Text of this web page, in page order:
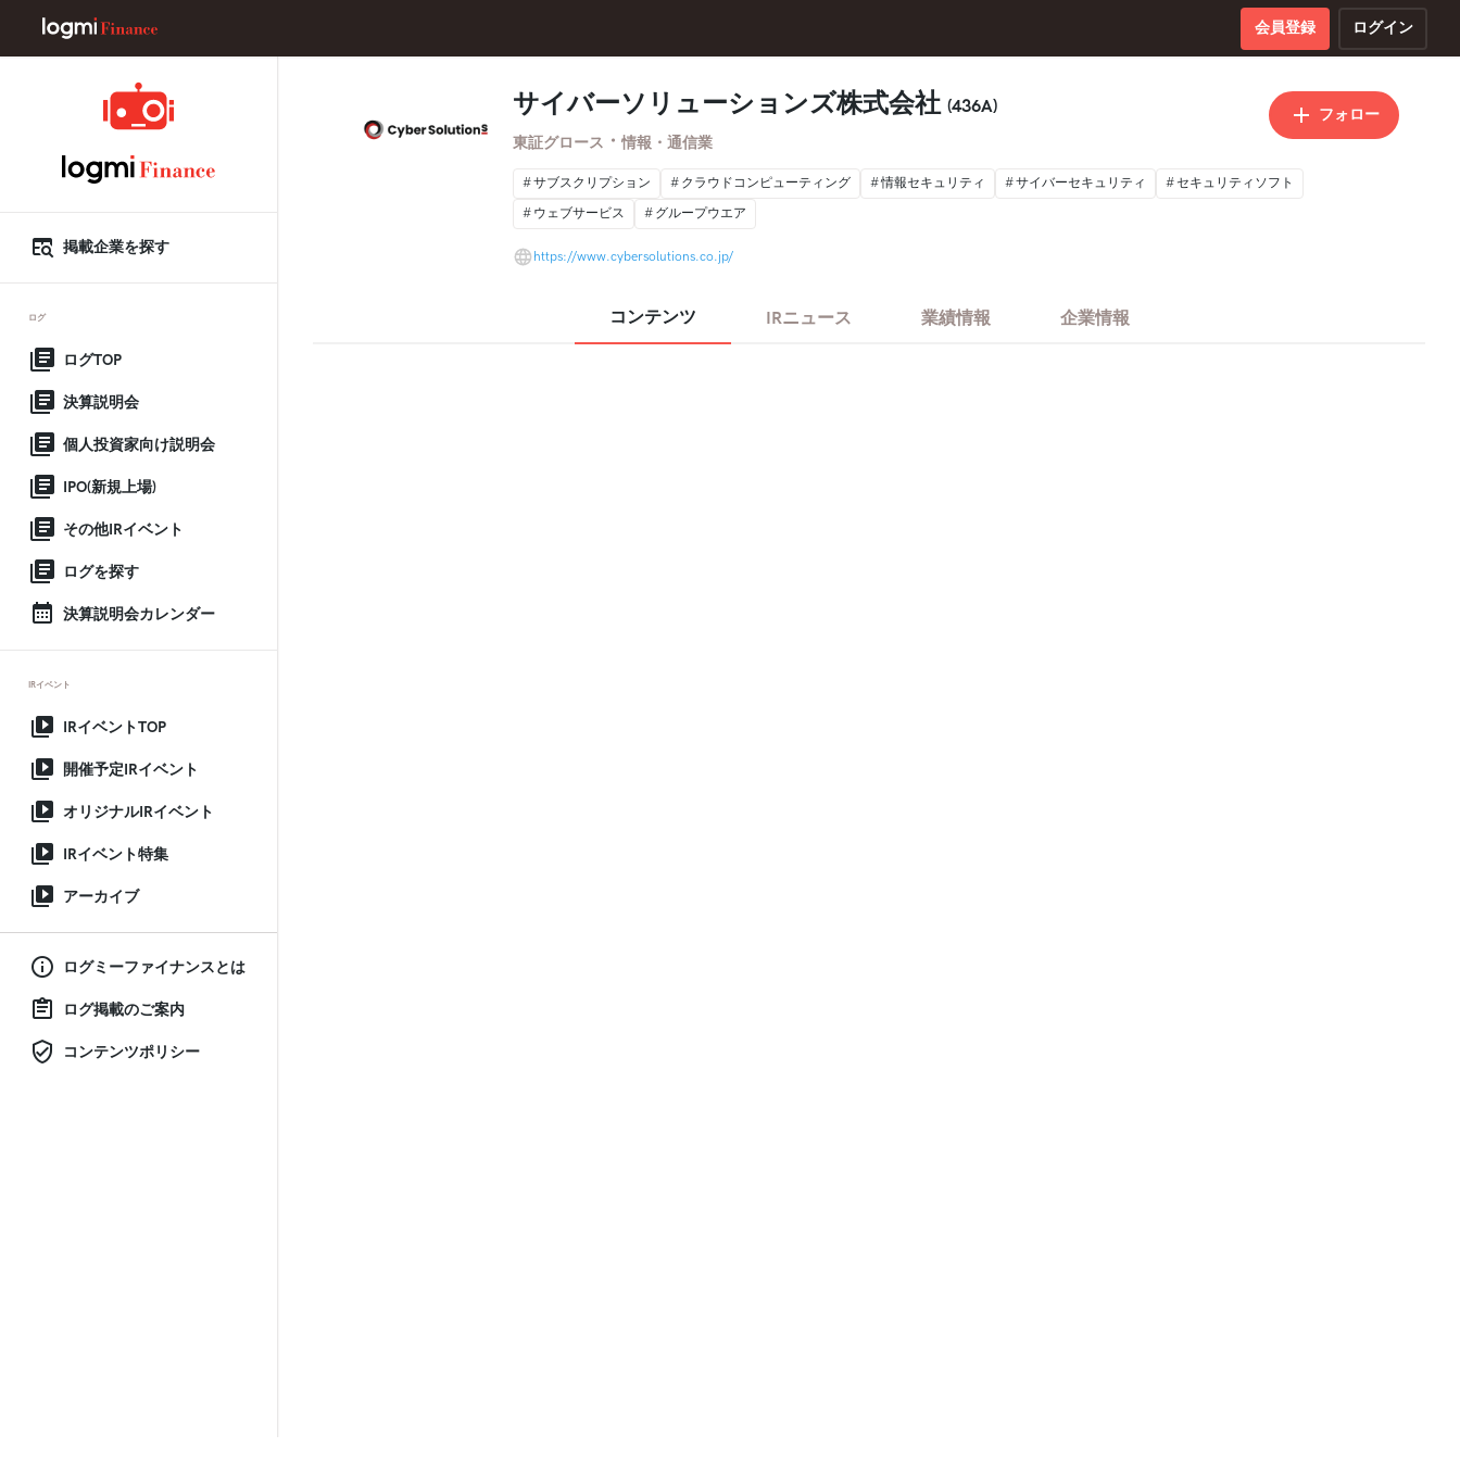
会員登録 ログイン
掲載企業を探す
ログ
ログTOP
決算説明会
個人投資家向け説明会
IPO(新規上場)
その他IRイベント
ログを探す
決算説明会カレンダー
IRイベント
IRイベントTOP
開催予定IRイベント
オリジナルIRイベント
IRイベント特集
アーカイブ
ログミーファイナンスとは
ログ掲載のご案内
コンテンツポリシー
サイバーソリューションズ株式会社 (436A)
東証グロース ・ 情報・通信業
フォロー
サブスクリプション クラウドコンピューティング 情報セキュリティ サイバーセキュリティ
セキュリティソフト
ウェブサービス
グループウエア
https://www.cybersolutions.co.jp/
コンテンツ IRニュース 業績情報 企業情報